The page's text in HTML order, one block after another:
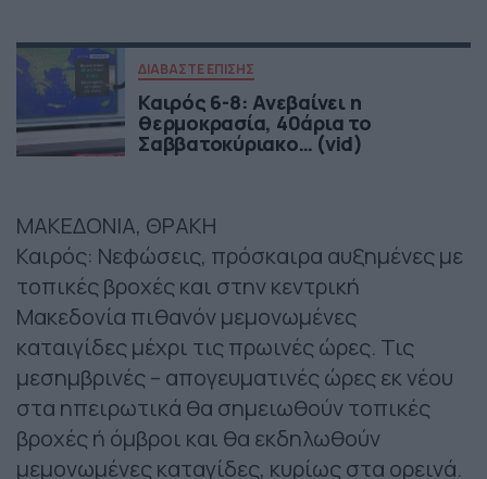
ΔΙΑΒΑΣΤΕ ΕΠΙΣΗΣ
Καιρός 6-8: Ανεβαίνει η
θερμοκρασία, 40άρια το
Σαββατοκύριακο… (vid)
ΜΑΚΕΔΟΝΙΑ, ΘΡΑΚΗ
Καιρός: Νεφώσεις, πρόσκαιρα αυξημένες με
τοπικές βροχές και στην κεντρική
Μακεδονία πιθανόν μεμονωμένες
καταιγίδες μέχρι τις πρωινές ώρες. Τις
μεσημβρινές – απογευματινές ώρες εκ νέου
στα ηπειρωτικά θα σημειωθούν τοπικές
βροχές ή όμβροι και θα εκδηλωθούν
μεμονωμένες καταγίδες, κυρίως στα ορεινά.